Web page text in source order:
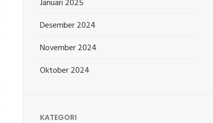
Januari 2025
Desember 2024
November 2024
Oktober 2024
KATEGORI